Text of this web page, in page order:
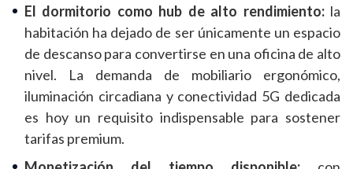
El dormitorio como hub de alto rendimiento:la
habitación ha dejado de ser únicamente un espacio
de descanso para convertirse en una oficina de alto
nivel. La demanda de mobiliario ergonómico,
iluminación circadiana y conectividad 5G dedicada
es hoy un requisito indispensable para sostener
tarifas premium.